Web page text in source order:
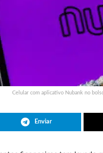
Celular com aplicativo Nubank no
Enviar